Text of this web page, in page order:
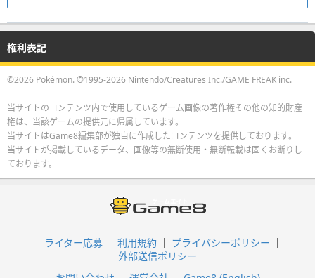
権利表記
©2026 Pokémon. ©1995-2026 Nintendo/Creatures Inc./GAME FREAK inc.
当サイトのコンテンツ内で使用しているゲーム画像の著作権その他の知的財産
権は、当該ゲームの提供元に帰属しています。
当サイトはGame8編集部が独自に作成したコンテンツを提供しております。
当サイトが掲載しているデータ、画像等の無断使用・無断転載は固くお断りし
ております。
ライター応募 利用規約
プライバシーポリシー
外部送信ポリシー